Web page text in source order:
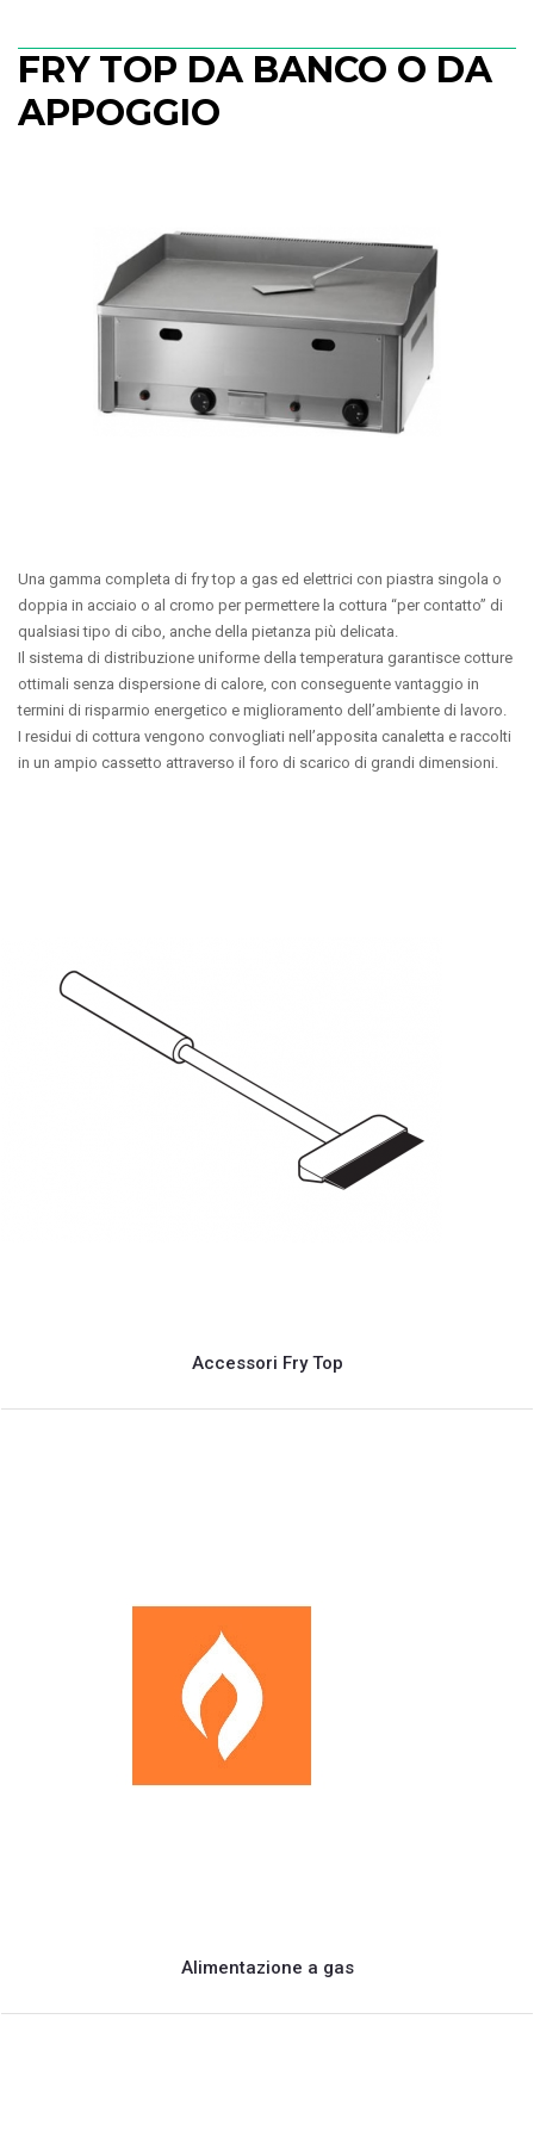
FRY TOP DA BANCO O DA
APPOGGIO
Una gamma completa di fry top a gas ed elettrici con piastra singola o
doppia in acciaio o al cromo per permettere la cottura “per contatto” di
qualsiasi tipo di cibo, anche della pietanza più delicata.
Il sistema di distribuzione uniforme della temperatura garantisce cotture
ottimali senza dispersione di calore, con conseguente vantaggio in
termini di risparmio energetico e miglioramento dell’ambiente di lavoro.
I residui di cottura vengono convogliati nell’apposita canaletta e raccolti
in un ampio cassetto attraverso il foro di scarico di grandi dimensioni.
Accessori Fry Top
Alimentazione a gas